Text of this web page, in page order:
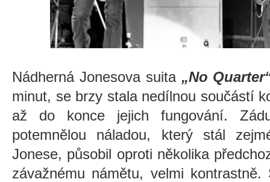
Nádherná Jonesova suita„No
minut, se brzy stala nedílnou součástí
až do konce jejich fungování.
potemnělou náladou, který stál
Jonese, působil oproti několika
závažnému námětu, velmi